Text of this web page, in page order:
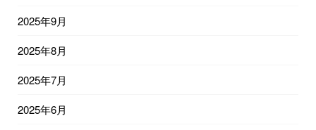
2025年9月
2025年8月
2025年7月
2025年6月